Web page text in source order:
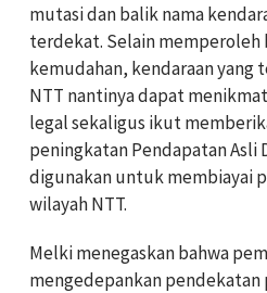
mutasi dan balik nama
terdekat. Selain memperoleh
kemudahan, kendaraan
NTT nantinya dapat
legal sekaligus ikut
peningkatan Pendapatan Asli
digunakan untuk membiayai
wilayah NTT.
Melki menegaskan bahwa
mengedepankan